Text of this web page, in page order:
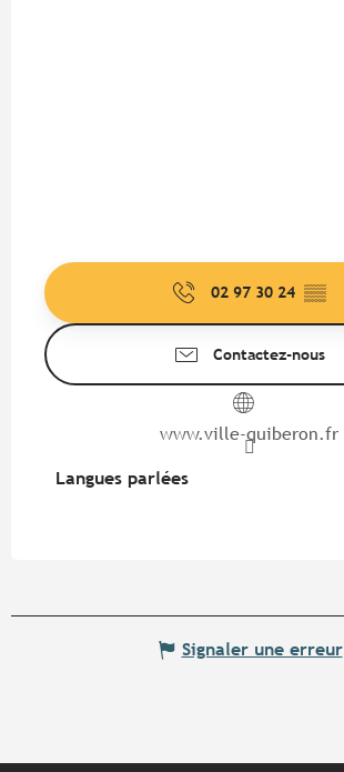
02 97 30 24 ▒▒
Contactez-nous
www.ville-quiberon.fr
Langues parlées
Langues parlées
Signaler une erreur